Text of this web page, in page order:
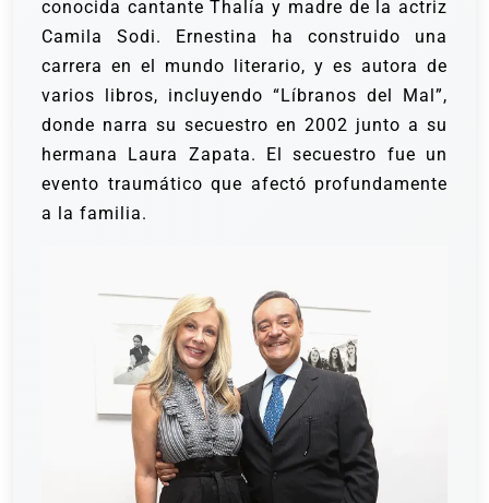
conocida cantante Thalía y madre de la actriz
Camila Sodi. Ernestina ha construido una
carrera en el mundo literario, y es autora de
varios libros, incluyendo “Líbranos del Mal”,
donde narra su secuestro en 2002 junto a su
hermana Laura Zapata. El secuestro fue un
evento traumático que afectó profundamente
a la familia.